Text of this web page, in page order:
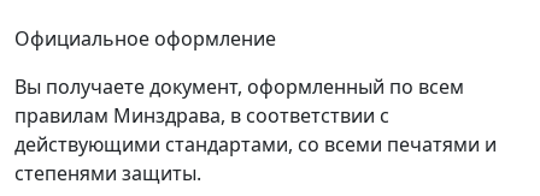
Официальное оформление
Вы получаете документ, оформленный по всем
правилам Минздрава, в соответствии с
действующими стандартами, со всеми печатями и
степенями защиты.